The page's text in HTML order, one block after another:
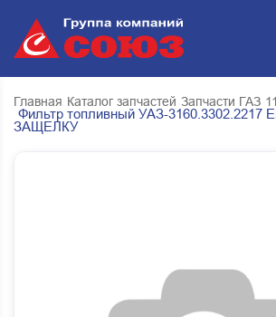
Главная Каталог запчастей Запчасти ГАЗ
Фильтр топливный УАЗ-
ЗАЩЕЛКУ